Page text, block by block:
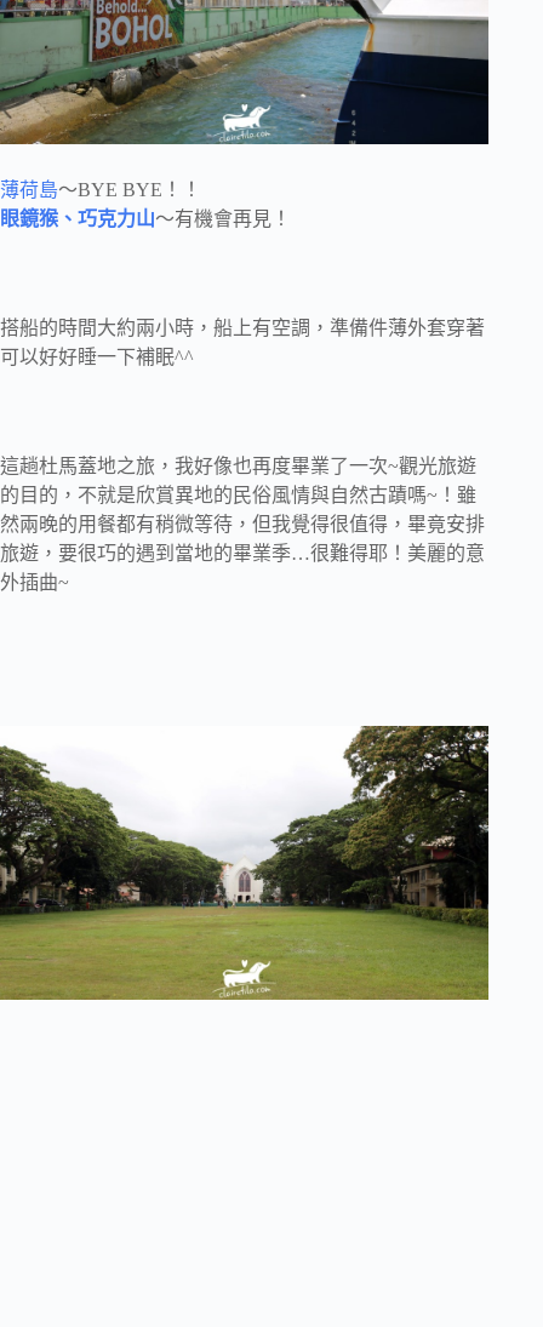
薄荷島～BYE BYE！！
眼鏡猴、巧克力山～有機會再見！
搭船的時間大約兩小時，船上有空調，準備件薄外套穿著
可以好好睡一下補眠^^
這趟杜馬蓋地之旅，我好像也再度畢業了一次~觀光旅遊
的目的，不就是欣賞異地的民俗風情與自然古蹟嗎~！雖
然兩晚的用餐都有稍微等待，但我覺得很值得，畢竟安排
旅遊，要很巧的遇到當地的畢業季…很難得耶！美麗的意
外插曲~